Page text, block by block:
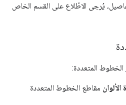
يُرجى الاطّلاع على القسم الخاص
المتعددة:
مقاطع الخطوط المتعددة